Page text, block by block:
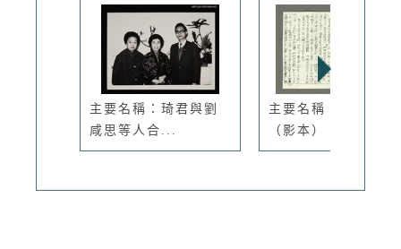
主要名稱：琦君與劉
咸思等人合...
主要名稱：編草鞋
（影本）